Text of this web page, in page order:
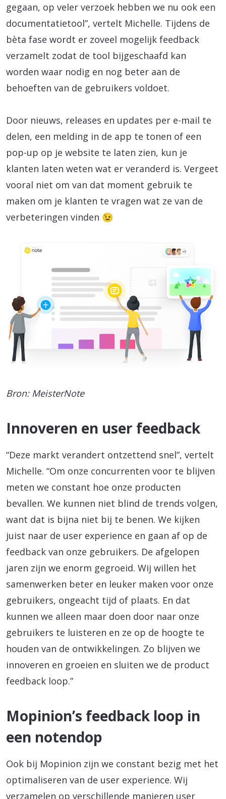
gegaan, op veler verzoek hebben we nu ook een
documentatietool”, vertelt Michelle. Tijdens de
bèta fase wordt er zoveel mogelijk feedback
verzamelt zodat de tool bijgeschaafd kan
worden waar nodig en nog beter aan de
behoeften van de gebruikers voldoet.
Door nieuws, releases en updates per e-mail te
delen, een melding in de app te tonen of een
pop-up op je website te laten zien, kun je
klanten laten weten wat er veranderd is. Vergeet
vooral niet om van dat moment gebruik te
maken om je klanten te vragen wat ze van de
verbeteringen vinden 😉
Bron: MeisterNote
Innoveren en user feedback
“Deze markt verandert ontzettend snel”, vertelt
Michelle. “Om onze concurrenten voor te blijven
meten we constant hoe onze producten
bevallen. We kunnen niet blind de trends volgen,
want dat is bijna niet bij te benen. We kijken
juist naar de user experience en gaan af op de
feedback van onze gebruikers. De afgelopen
jaren zijn we enorm gegroeid. Wij willen het
samenwerken beter en leuker maken voor onze
gebruikers, ongeacht tijd of plaats. En dat
kunnen we alleen maar doen door naar onze
gebruikers te luisteren en ze op de hoogte te
houden van de ontwikkelingen. Zo blijven we
innoveren en groeien en sluiten we de product
feedback loop.”
Mopinion’s feedback loop in
een notendop
Ook bij Mopinion zijn we constant bezig met het
optimaliseren van de user experience. Wij
verzamelen op verschillende manieren user